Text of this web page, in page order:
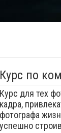
Курс по
Курс для тех
кадра,
фотографа
успешно